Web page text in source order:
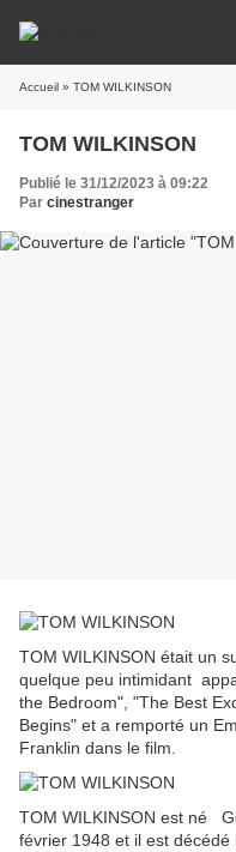
Accueil » TOM WILKINSON
TOM WILKINSON
Publié le 31/12/2023 à 09:22
Par cinestranger
TOM WILKINSON était un
quelque peu intimidant
the Bedroom", "The Best
Begins" et a remporté un
Franklin dans le film.
TOM WILKINSON est né
février 1948 et il est décédé